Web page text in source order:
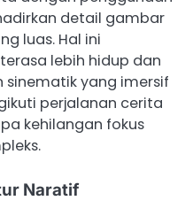
detail gambar
luas. Hal ini
lebih hidup dan
yang imersif
perjalanan cerita
kehilangan fokus
Naratif